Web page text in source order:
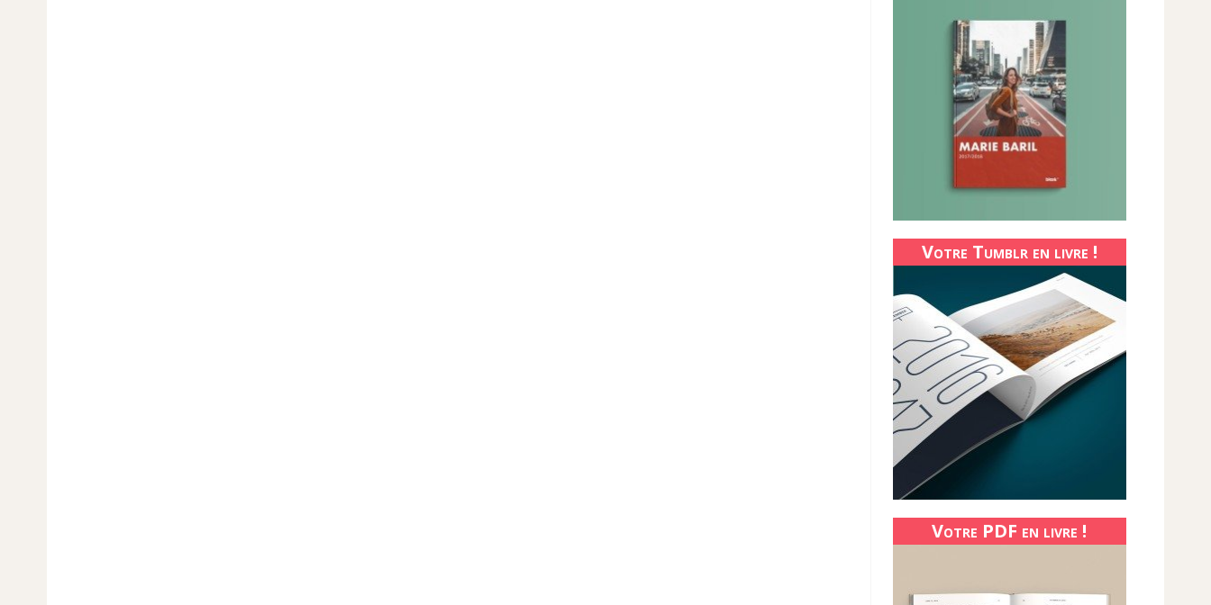
Votre Tumblr en livre !
Votre PDF en livre !